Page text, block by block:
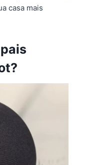
casa mais